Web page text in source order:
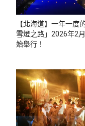
【北海道】一年一度
雪燈之路」2026年2
始舉行！